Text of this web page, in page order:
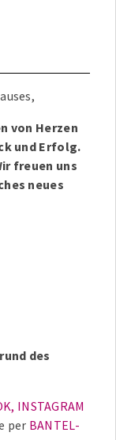
von Herzen
und Erfolg.
freuen uns
neues
des
INSTAGRAM
per BANTEL-